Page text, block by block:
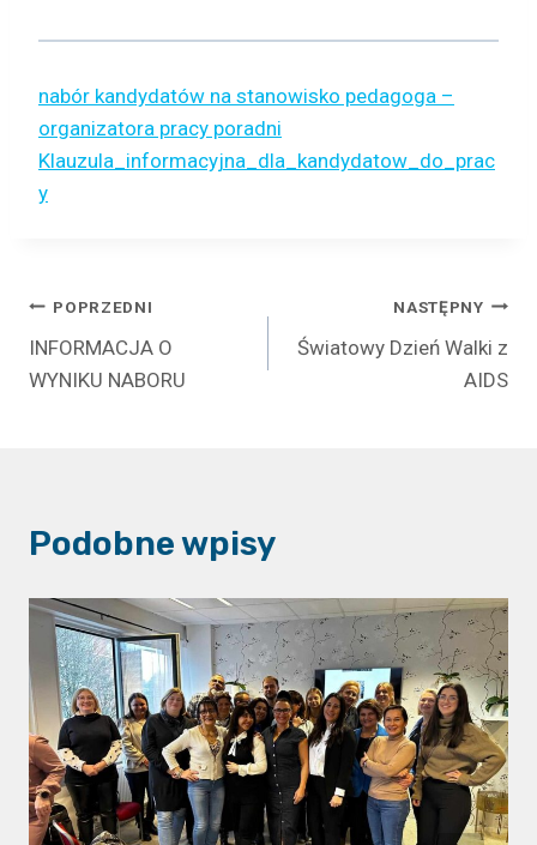
nabór kandydatów na stanowisko pedagoga –
organizatora pracy poradni
Klauzula_informacyjna_dla_kandydatow_do_prac
y
Nawigacja
wpisu
POPRZEDNI
INFORMACJA O
WYNIKU NABORU
NASTĘPNY
Światowy Dzień Walki z
AIDS
Podobne wpisy